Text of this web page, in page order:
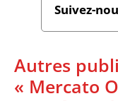
Suivez-
Autres
« Mercato